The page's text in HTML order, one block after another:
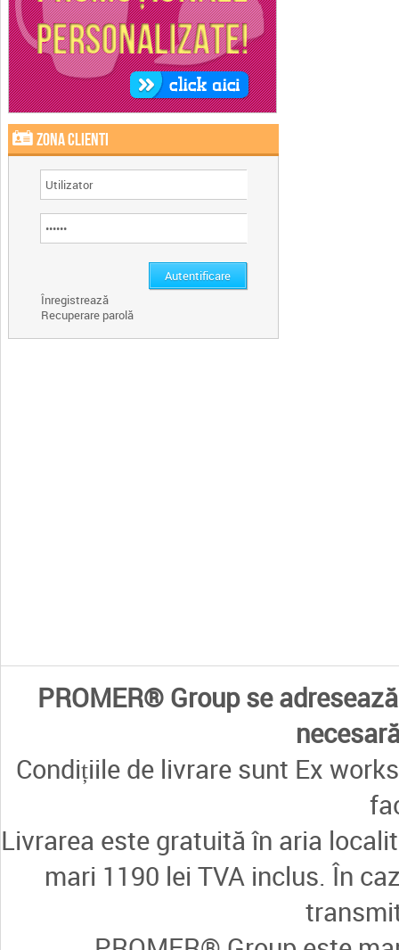
Zona clienti
Înregistrează
Recuperare parolă
PROMER® Group se
Condițiile de livrare sunt Ex
Livrarea este gratuită în aria
mari 1190 lei TVA inclus. În